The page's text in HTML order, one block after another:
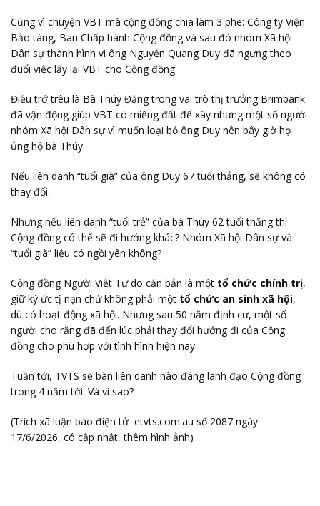
Cũng vì chuyện VBT mà cộng đồng chia làm 3 phe: Công ty Viện
Bảo tàng, Ban Chấp hành Cộng đồng và sau đó nhóm Xã hội
Dân sự thành hình vì ông Nguyễn Quang Duy đã ngưng theo
đuổi việc lấy lại VBT cho Cộng đồng.
Điều trớ trêu là Bà Thúy Đặng trong vai trò thị trưởng Brimbank
đã vận động giúp VBT có miếng đất để xây nhưng một số người
nhóm Xã hội Dân sự vì muốn loại bỏ ông Duy nên bây giờ họ
ủng hộ bà Thúy.
Nếu liên danh “tuổi già” của ông Duy 67 tuổi thắng, sẽ không có
thay đổi.
Nhưng nếu liên danh “tuổi trẻ” của bà Thúy 62 tuổi thắng thì
Cộng đồng có thể sẽ đi hướng khác? Nhóm Xã hội Dân sự và
“tuổi già” liệu có ngồi yên không?
Cộng đồng Người Việt Tự do căn bản là một tổ chức chính trị,
giữ ký ức tị nạn chứ không phải một tổ chức an sinh xã hội,
dù có hoạt động xã hội. Nhưng sau 50 năm định cư, một số
người cho rằng đã đến lúc phải thay đổi hướng đi của Cộng
đồng cho phù hợp với tình hình hiện nay.
Tuần tới, TVTS sẽ bàn liên danh nào đáng lãnh đạo Cộng đồng
trong 4 năm tới. Và vì sao?
(Trích xã luận báo điện tử etvts.com.au số 2087 ngày
17/6/2026, có cập nhật, thêm hình ảnh)